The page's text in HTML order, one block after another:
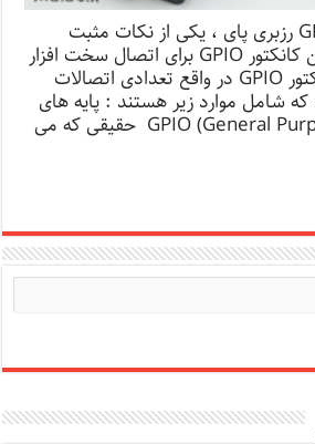
آموزش راه اندازی GPIO رزبری پای ، یکی از نکات مثبت
Raspberry Pi داشتن کانکتور GPIO برای اتصال سخت افزار
خارجی می باشد. کانکتور GPIO در واقع تعدادی اتصالات
شامل موارد زیر هستند : پایه های
(GPIO (General Purpose Input Output حقیقی که می